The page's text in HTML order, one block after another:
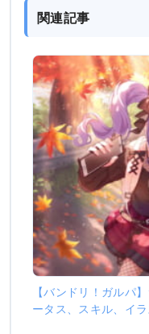
関連記事
【バンドリ！ガルパ
ータス、スキル、イ